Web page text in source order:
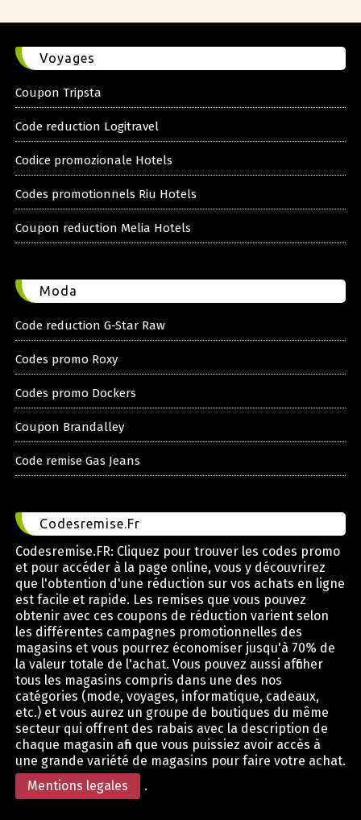
Voyages
Coupon Tripsta
Code reduction Logitravel
Codice promozionale Hotels
Codes promotionnels Riu Hotels
Coupon reduction Melia Hotels
Moda
Code reduction G-Star Raw
Codes promo Roxy
Codes promo Dockers
Coupon Brandalley
Code remise Gas Jeans
Codesremise.Fr
Codesremise.FR: Cliquez pour trouver les codes promo
et pour accéder à la page online, vous y découvrirez
que l'obtention d'une réduction sur vos achats en ligne
est facile et rapide. Les remises que vous pouvez
obtenir avec ces coupons de réduction varient selon
les différentes campagnes promotionnelles des
magasins et vous pourrez économiser jusqu'à 70% de
la valeur totale de l'achat. Vous pouvez aussi afficher
tous les magasins compris dans une des nos
catégories (mode, voyages, informatique, cadeaux,
etc.) et vous aurez un groupe de boutiques du même
secteur qui offrent des rabais avec la description de
chaque magasin afin que vous puissiez avoir accès à
une grande variété de magasins pour faire votre achat.
Mentions legales
.